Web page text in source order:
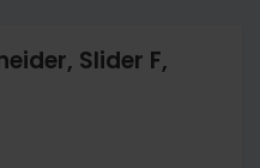
Slider F,